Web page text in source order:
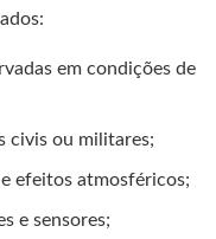
em condições de
civis ou militares;
efeitos atmosféricos;
e sensores;